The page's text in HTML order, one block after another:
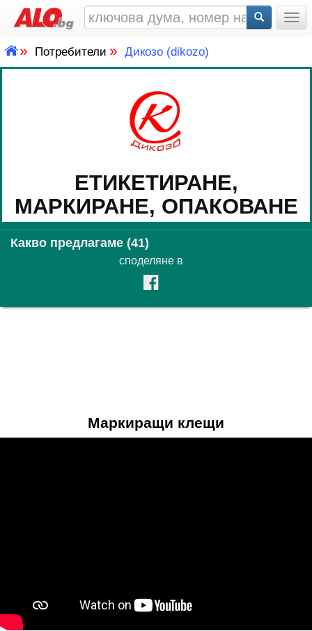
» Потребители» Дикозо (dikozo)
ЕТИКЕТИРАНЕ,
МАРКИРАНЕ, ОПАКОВАНЕ
Какво предлагаме (41)
споделяне в
Маркиращи клещи